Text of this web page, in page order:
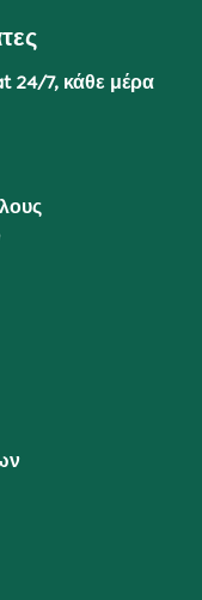
24/7, κάθε μέρα